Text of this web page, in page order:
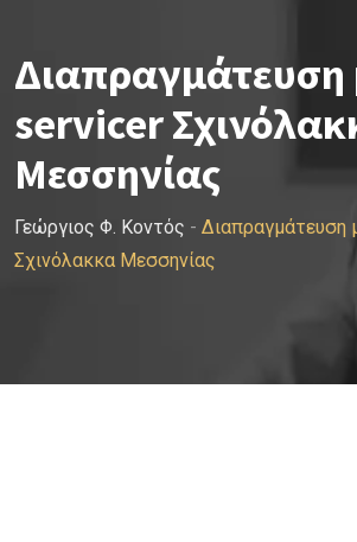
Διαπραγμάτευση
servicer
Μεσσηνίας
Γεώργιος Φ. Κοντός - Διαπραγμάτευση
Σχινόλακκα Μεσσηνίας